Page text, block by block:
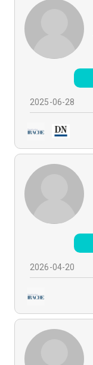
2025-06-28
2026-04-20